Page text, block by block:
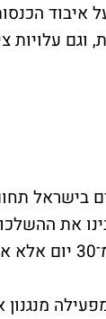
איבוד
וגם
בישראל
את